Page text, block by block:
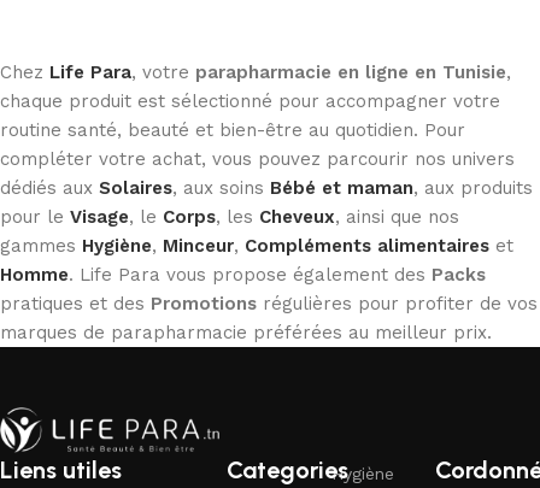
Chez Life Para, votre parapharmacie en ligne en Tunisie,
chaque produit est sélectionné pour accompagner votre
routine santé, beauté et bien-être au quotidien. Pour
compléter votre achat, vous pouvez parcourir nos univers
dédiés aux Solaires, aux soins Bébé et maman, aux produits
pour le Visage, le Corps, les Cheveux, ainsi que nos
gammes Hygiène, Minceur, Compléments alimentaires et
Homme. Life Para vous propose également des Packs
pratiques et des Promotions régulières pour profiter de vos
marques de parapharmacie préférées au meilleur prix.
Liens utiles CategoriesHygiène